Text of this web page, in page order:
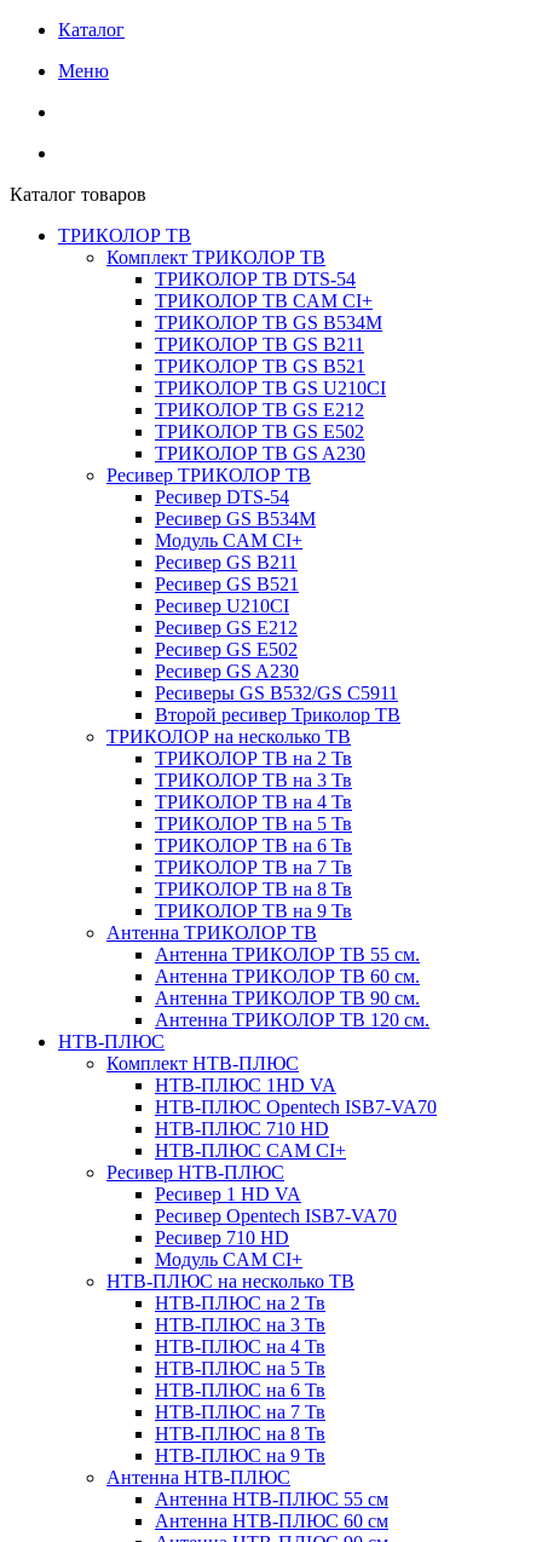
Каталог
Меню
Каталог товаров
ТРИКОЛОР ТВ
Комплект ТРИКОЛОР ТВ
ТРИКОЛОР ТВ DTS-54
ТРИКОЛОР ТВ CAM CI+
ТРИКОЛОР ТВ GS B534M
ТРИКОЛОР ТВ GS B211
ТРИКОЛОР ТВ GS B521
ТРИКОЛОР ТВ GS U210CI
ТРИКОЛОР ТВ GS E212
ТРИКОЛОР ТВ GS E502
ТРИКОЛОР ТВ GS A230
Ресивер ТРИКОЛОР ТВ
Ресивер DTS-54
Ресивер GS B534M
Модуль CAM CI+
Ресивер GS B211
Ресивер GS B521
Ресивер U210CI
Ресивер GS E212
Ресивер GS E502
Ресивер GS A230
Ресиверы GS B532/GS C5911
Второй ресивер Триколор ТВ
ТРИКОЛОР на несколько ТВ
ТРИКОЛОР ТВ на 2 Тв
ТРИКОЛОР ТВ на 3 Тв
ТРИКОЛОР ТВ на 4 Тв
ТРИКОЛОР ТВ на 5 Тв
ТРИКОЛОР ТВ на 6 Тв
ТРИКОЛОР ТВ на 7 Тв
ТРИКОЛОР ТВ на 8 Тв
ТРИКОЛОР ТВ на 9 Тв
Антенна ТРИКОЛОР ТВ
Антенна ТРИКОЛОР ТВ 55 см.
Антенна ТРИКОЛОР ТВ 60 см.
Антенна ТРИКОЛОР ТВ 90 см.
Антенна ТРИКОЛОР ТВ 120 см.
НТВ-ПЛЮС
Комплект НТВ-ПЛЮС
НТВ-ПЛЮС 1HD VA
НТВ-ПЛЮС Opentech ISB7-VA70
НТВ-ПЛЮС 710 HD
НТВ-ПЛЮС CAM CI+
Ресивер НТВ-ПЛЮС
Ресивер 1 HD VA
Ресивер Opentech ISB7-VA70
Ресивер 710 HD
Модуль CAM CI+
НТВ-ПЛЮС на несколько ТВ
НТВ-ПЛЮС на 2 Тв
НТВ-ПЛЮС на 3 Тв
НТВ-ПЛЮС на 4 Тв
НТВ-ПЛЮС на 5 Тв
НТВ-ПЛЮС на 6 Тв
НТВ-ПЛЮС на 7 Тв
НТВ-ПЛЮС на 8 Тв
НТВ-ПЛЮС на 9 Тв
Антенна НТВ-ПЛЮС
Антенна НТВ-ПЛЮС 55 см
Антенна НТВ-ПЛЮС 60 см